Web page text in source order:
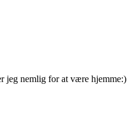
jeg nemlig for at være hjemme:)